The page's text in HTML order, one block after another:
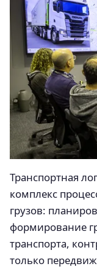
Транспортная
комплекс
грузов:
формирование
транспорта,
только